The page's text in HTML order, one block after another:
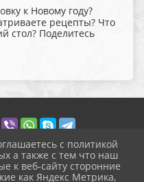
к Новому году?
рецепты? Что
стол? Поделитесь
с политикой
а также с тем что наш
к веб-сайту сторонние
как Яндекс Метрика,